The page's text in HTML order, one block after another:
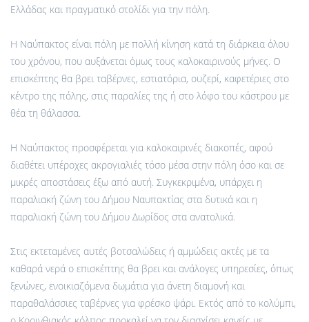
Ελλάδας και πραγματικό στολίδι για την πόλη.
Η Ναύπακτος είναι πόλη με πολλή κίνηση κατά τη διάρκεια όλου
του χρόνου, που αυξάνεται όμως τους καλοκαιρινούς μήνες. Ο
επισκέπτης θα βρει ταβέρνες, εστιατόρια, ουζερί, καφετέριες στο
κέντρο της πόλης, στις παραλίες της ή στο λόφο του κάστρου με
θέα τη θάλασσα.
Η Ναύπακτος προσφέρεται για καλοκαιρινές διακοπές, αφού
διαθέτει υπέροχες ακρογιαλιές τόσο μέσα στην πόλη όσο και σε
μικρές αποστάσεις έξω από αυτή. Συγκεκριμένα, υπάρχει η
παραλιακή ζώνη του Δήμου Ναυπακτίας στα δυτικά και η
παραλιακή ζώνη του Δήμου Δωρίδος στα ανατολικά.
Στις εκτεταμένες αυτές βοτσαλώδεις ή αμμώδεις ακτές με τα
καθαρά νερά ο επισκέπτης θα βρει και ανάλογες υπηρεσίες, όπως
ξενώνες, ενοικιαζόμενα δωμάτια για άνετη διαμονή και
παραθαλάσσιες ταβέρνες για φρέσκο ψάρι. Εκτός από το κολύμπι,